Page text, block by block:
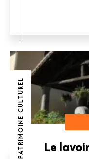
PATRIMOINE CULTUREL Le